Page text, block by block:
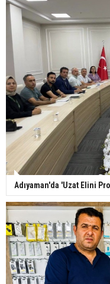
Adıyaman'da 'Uzat Elini